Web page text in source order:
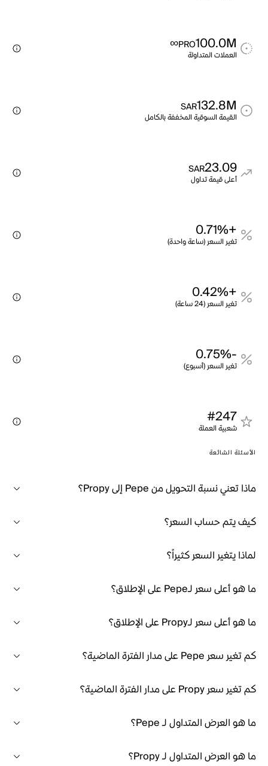
100.0M
PRO
∞
العملات المتداولة
132.8M
SAR
القيمة السوقية المخففة بالكامل
23.09
SAR
أعلى قيمة تداول
+0.71%
تغير السعر (ساعة واحدة)
+0.42%
تغير السعر (24 ساعة)
-0.75%
تغير السعر (أسبوع)
#247
شعبية العملة
الأسئلة الشائعة
ماذا تعني نسبة التحويل من Pepe إلى Propy؟
كيف يتم حساب السعر؟
لماذا يتغير السعر كثيراً؟
ما هو أعلى سعر لـPepe على الإطلاق؟
ما هو أعلى سعر لـPropy على الإطلاق؟
كم تغير سعر Pepe على مدار الفترة الماضية؟
كم تغير سعر Propy على مدار الفترة الماضية؟
ما هو العرض المتداول لـ Pepe؟
ما هو العرض المتداول لـ Propy؟